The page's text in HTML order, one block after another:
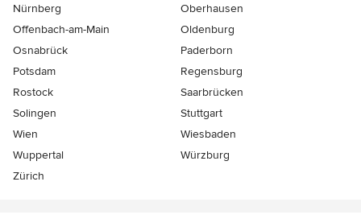
Nürnberg
Oberhausen
Offenbach-am-Main
Oldenburg
Osnabrück
Paderborn
Potsdam
Regensburg
Rostock
Saarbrücken
Solingen
Stuttgart
Wien
Wiesbaden
Wuppertal
Würzburg
Zürich